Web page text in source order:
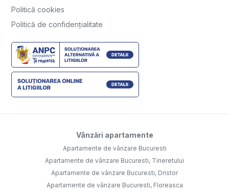
Politică cookies
Politică de confidențialitate
Vânzări apartamente
Apartamente de vânzare Bucuresti
Apartamente de vânzare Bucuresti, Tineretului
Apartamente de vânzare Bucuresti, Dristor
Apartamente de vânzare Bucuresti, Floreasca